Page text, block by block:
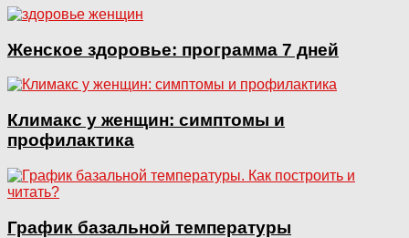
Женское здоровье: программа 7 дней
Климакс у женщин: симптомы и
профилактика
График базальной температуры